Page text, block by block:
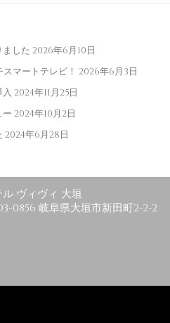
した 2026年6月10日
スマートテレビ！ 2026年6月3日
入 2024年11月25日
ー 2024年10月2日
2024年6月28日
ル ヴィヴィ 大垣
0856 岐阜県大垣市新田町2-2-2